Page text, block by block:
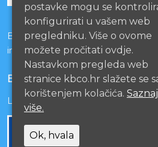
Bolnice s kojima je potpisan
integraciji
EU PROJEKTI
Lista projekata
postavke mogu se
konfigurirati u vašem web
pregledniku. Više o ovome
možete pročitati ovdje.
Nastavkom pregleda web
stranice kbco.hr slažete se
korištenjem kolačića.
više.
Ok, hvala